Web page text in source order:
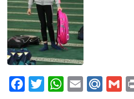
Facebook
TwitterEmail